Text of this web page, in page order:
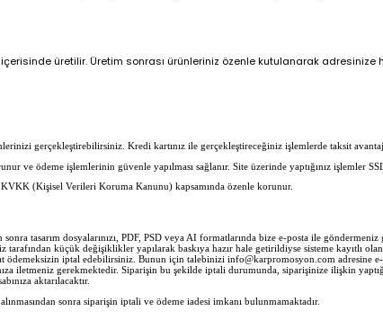
içerisinde üretilir. Üretim sonrası ürünleriniz özenle kutulanarak adresinize
gerçekleştirebilirsiniz. Kredi kartınız ile gerçekleştireceğiniz işlemlerde taksit
ve ödeme işlemlerinin güvenle yapılması sağlanır. Site üzerinde yaptığınız işlemler
KVKK (Kişisel Verileri Koruma Kanunu) kapsamında özenle korunur.
tasarım dosyalarınızı, PDF, PSD veya AI formatlarında bize e-posta ile
küçük değişiklikler yapılarak baskıya hazır hale getirildiyse sisteme kayıtlı
iptal edebilirsiniz. Bunun için talebinizi info@karpromosyon.com adresine
iletmeniz gerekmektedir. Siparişin bu şekilde iptali durumunda, siparişinize ilişkin
aktarılacaktır.
sonra siparişin iptali ve ödeme iadesi imkanı bulunmamaktadır.